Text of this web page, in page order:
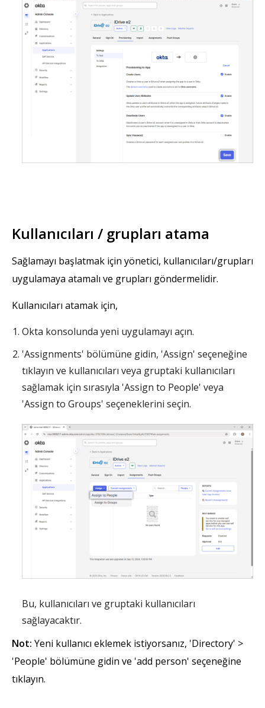
Kullanıcıları / grupları atama
Sağlamayı başlatmak için yönetici, kullanıcıları/grupları
uygulamaya atamalı ve grupları göndermelidir.
Kullanıcıları atamak için,
Okta konsolunda yeni uygulamayı açın.
'Assignments' bölümüne gidin, 'Assign' seçeneğine
tıklayın ve kullanıcıları veya gruptaki kullanıcıları
sağlamak için sırasıyla 'Assign to People' veya
'Assign to Groups' seçeneklerini seçin.
Bu, kullanıcıları ve gruptaki kullanıcıları
sağlayacaktır.
Not: Yeni kullanıcı eklemek istiyorsanız, 'Directory' >
'People' bölümüne gidin ve 'add person' seçeneğine
tıklayın.